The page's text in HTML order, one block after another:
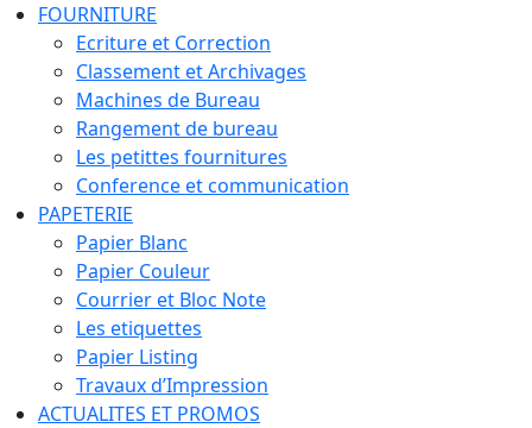
FOURNITURE
Ecriture et Correction
Classement et Archivages
Machines de Bureau
Rangement de bureau
Les petittes fournitures
Conference et communication
PAPETERIE
Papier Blanc
Papier Couleur
Courrier et Bloc Note
Les etiquettes
Papier Listing
Travaux d’Impression
ACTUALITES ET PROMOS